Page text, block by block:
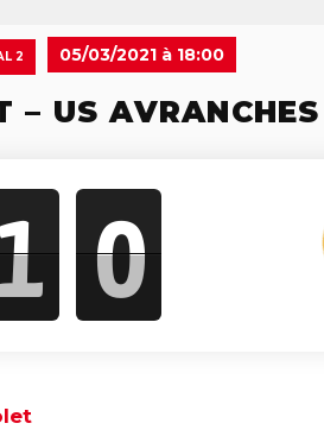
2 05/03/2021 à 18:00
– US AVRANCHES
0